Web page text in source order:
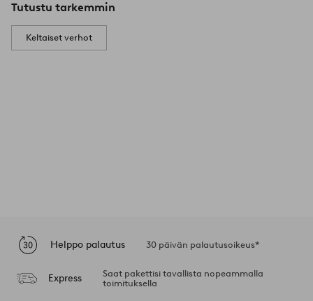
Tutustu tarkemmin
Keltaiset verhot
Helppo palautus 30 päivän palautusoikeus*
Express
Saat pakettisi tavallista nopeammalla
toimituksella